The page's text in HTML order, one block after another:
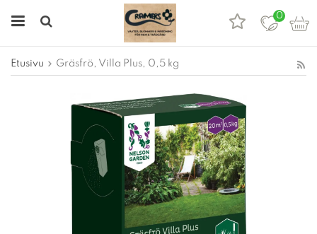
0
Etusivu Gräsfrö, Villa Plus, 0,5 kg